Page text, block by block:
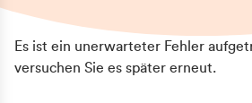
Es ist ein unerwarteter Fehler
versuchen Sie es später erneut.